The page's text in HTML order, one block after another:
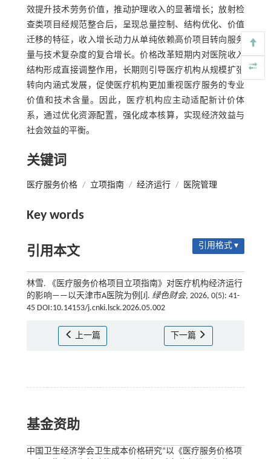
效提升技术劳务价值，推动护理收入的显著增长；放射检
查类项目经规范整合后，呈现总量控制、结构优化、价值
迁移的特征，收入增长动力从单纯依赖高价项目转向服务
量与技术复杂度的复合增长。价格改革短期内对医院收入
结构形成直接调整作用，长期则引导医疗机构从规模扩张
转向内涵式发展，促使医疗机构更加重视医疗服务的专业
价值和技术含量。因此，医疗机构应主动适配新计价体
系，通过优化资源配置，强化成本核算，实现经济效益与
社会效益的平衡。
关键词
医疗服务价格 / 立项指南 / 经济运行 / 医院管理
Key words
引用本文 引用格式 ▾
林雪. 《医疗服务价格项目立项指南》对医疗机构经济运行
的影响——以天津市A医院为例[J]. 绿色财会, 2026, 0(5): 41-
45 DOI:10.14153/j.cnki.lsck.2026.05.002
上一篇 下一篇
基金资助
中国卫生经济学会卫生成本价格研究“以《医疗服务价格项